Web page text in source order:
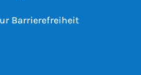
Barrierefreiheit